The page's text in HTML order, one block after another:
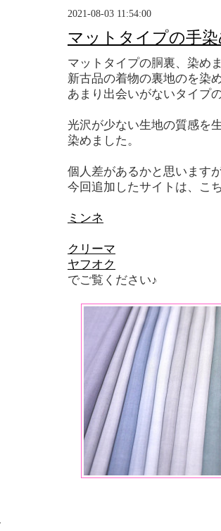
2021-08-03 11:54:00
マットタイプの手
マットタイプの胴裏、染め
新古品の着物の裏地のを染
あまり出会いがないタイプ
光沢が少ない生地の質感を
染めました。
個人差があるかと思います
今回追加したサイトは、こ
ミンネ
クリーマ
ヤフオク
でご覧ください♪